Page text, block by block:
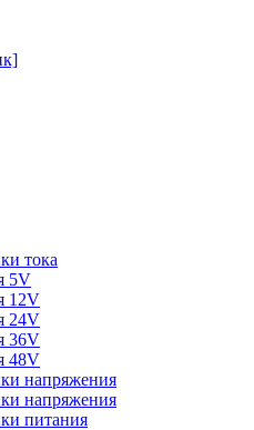
тока
5V
12V
24V
36V
48V
напряжения
напряжения
питания